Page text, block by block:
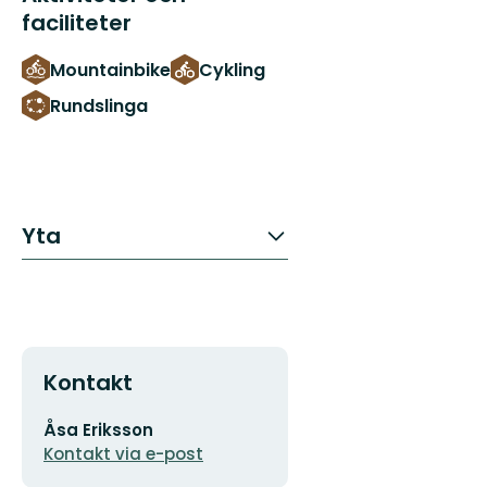
faciliteter
Mountainbike
Cykling
Rundslinga
Yta
Kontakt
E-
postadress
Åsa Eriksson
Kontakt via e-post